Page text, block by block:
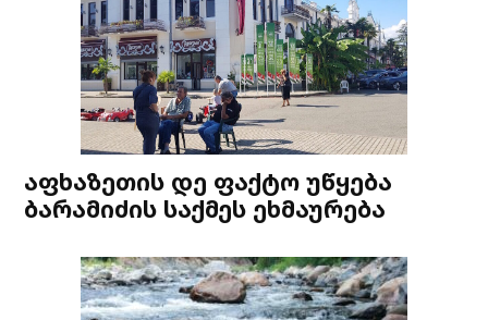
აფხაზეთის დე ფაქტო უწყება
ბარამიძის საქმეს ეხმაურება